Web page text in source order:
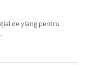
de ylang pentru